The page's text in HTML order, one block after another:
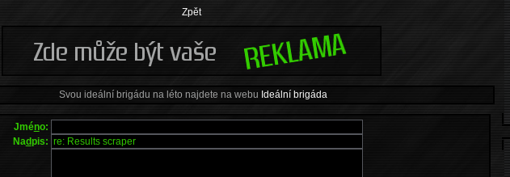
Zpět
Svou ideální brigádu na léto najdete na webu Ideální brigáda
Jméno:
Nadpis: